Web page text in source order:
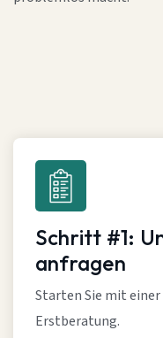
Schritt #1:
anfragen
Starten Sie mit
Erstberatung.